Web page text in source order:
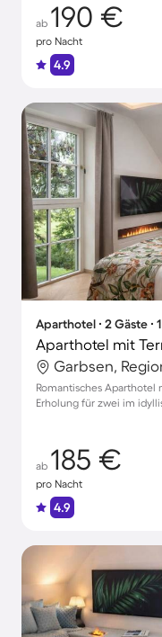
ab 190 €
pro Nacht
4.9
Aparthotel ∙ 2 Gäste ∙
Garbsen,
Romantisches Aparthotel
Erholung für zwei im
ab 185 €
pro Nacht
4.9